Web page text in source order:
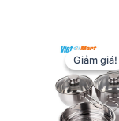
Giảm giá!
Giảm giá!